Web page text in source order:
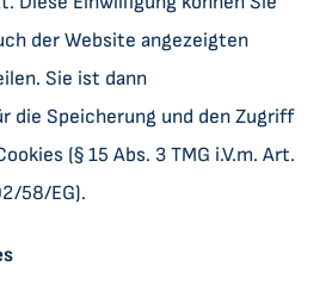
der Website angezeigten
Sie ist dann
die Speicherung und den Zugriff
(§ 15 Abs. 3 TMG i.V.m. Art.
58/EG).